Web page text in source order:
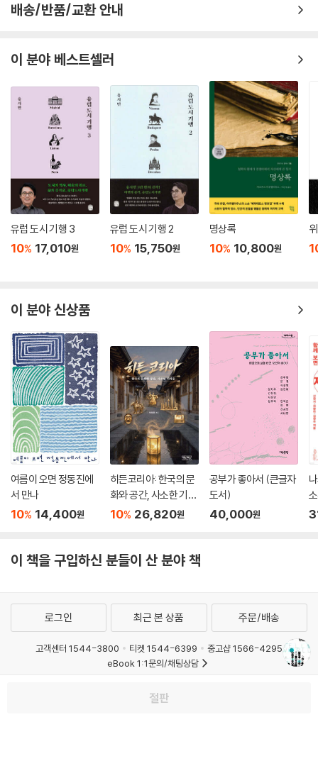
배송/반품/교환 안내
이 분야 베스트셀러
유럽 도시 기행 3
10% 17,010원
유럽 도시 기행 2
10% 15,750원
명상록
10% 10,800원
이 분야 신상품
여름이 오면 정동진에
서 만나
10% 14,400원
히든코리아: 한국의 문
화와 공간, 사소한 기적
들
10% 26,820원
공부가 좋아서 (큰글자
도서)
40,000원
이 책을 구입하신 분들이 산 분야 책
절판
로그인 최근 본 상품 주문/배송
고객센터 1544-3800 티켓 1544-6399
중고샵 1566-4295
eBook 1:1문의/채팅상담
개인정보처리방침